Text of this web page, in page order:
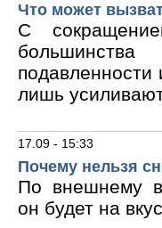
Что может
С
лишь
17.09 - 15:33
Почему нельзя
По внешнему
он будет на